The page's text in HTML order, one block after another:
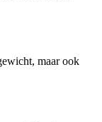
maar ook